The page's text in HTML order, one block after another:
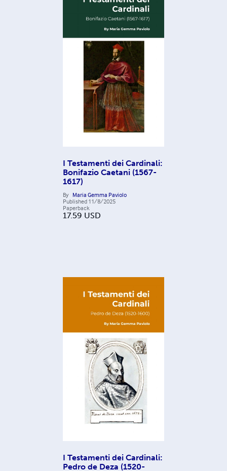
I Testamenti dei Cardinali:
Bonifazio Caetani (1567-
1617)
By Maria Gemma Paviolo
Published 11/8/2025
Paperback
17.59 USD
I Testamenti dei Cardinali:
Pedro de Deza (1520-